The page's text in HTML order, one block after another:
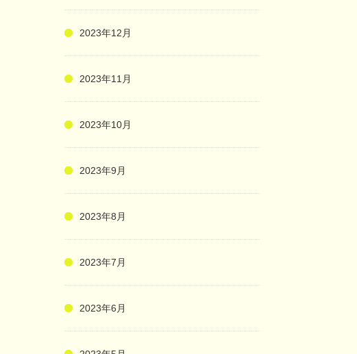
2023年12月
2023年11月
2023年10月
2023年9月
2023年8月
2023年7月
2023年6月